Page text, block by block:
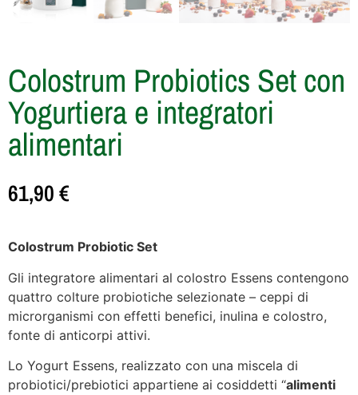
Colostrum Probiotics Set con
Yogurtiera e integratori
alimentari
61,90€
Colostrum Probiotic Set
Gli integratore alimentari al colostro Essens contengono
quattro colture probiotiche selezionate – ceppi di
microrganismi con effetti benefici, inulina e colostro,
fonte di anticorpi attivi.
Lo Yogurt Essens, realizzato con una miscela di
probiotici/prebiotici appartiene ai cosiddetti “alimenti